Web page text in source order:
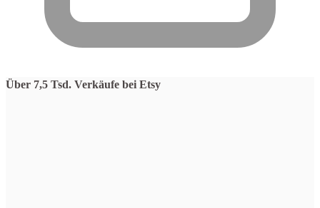
Über 7,5 Tsd. Verkäufe bei Etsy